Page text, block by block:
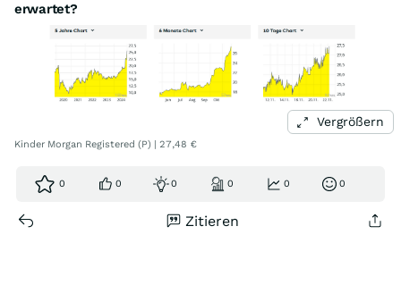
erwartet?
Vergrößern
Kinder Morgan Registered (P) | 27,48 €
0 0 0 0 0 0
Zitieren